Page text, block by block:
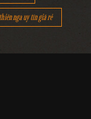
nga uy tín giá rẻ